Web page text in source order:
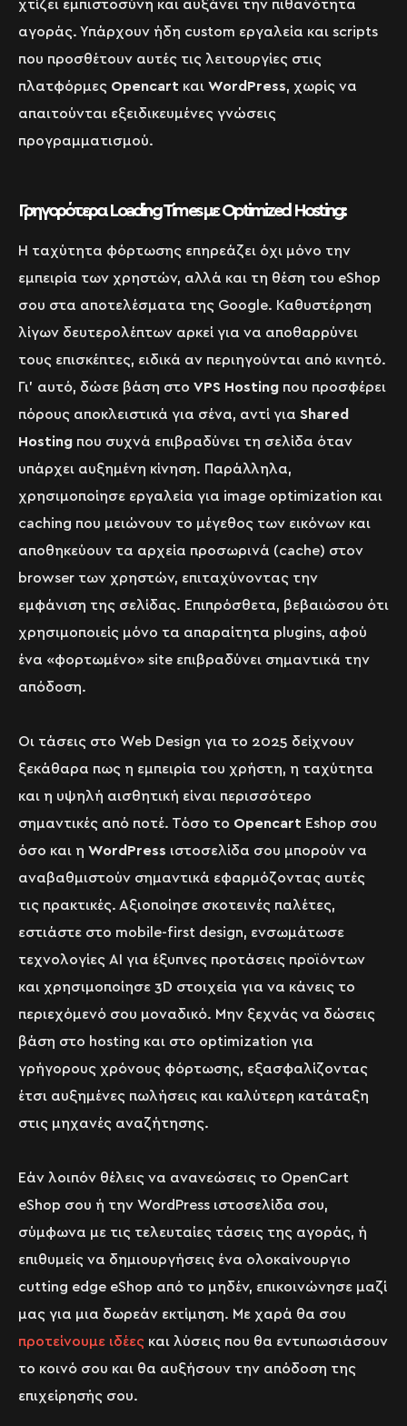
χτίζει εμπιστοσύνη και αυξάνει την πιθανότητα
αγοράς. Υπάρχουν ήδη custom εργαλεία και scripts
που προσθέτουν αυτές τις λειτουργίες στις
πλατφόρμες Opencart και WordPress, χωρίς να
απαιτούνται εξειδικευμένες γνώσεις
προγραμματισμού.
Γρηγορότερα Loading Times με Optimized Hosting:
Η ταχύτητα φόρτωσης επηρεάζει όχι μόνο την
εμπειρία των χρηστών, αλλά και τη θέση του eShop
σου στα αποτελέσματα της Google. Καθυστέρηση
λίγων δευτερολέπτων αρκεί για να αποθαρρύνει
τους επισκέπτες, ειδικά αν περιηγούνται από κινητό.
Γι’ αυτό, δώσε βάση στο VPS Hosting που προσφέρει
πόρους αποκλειστικά για σένα, αντί για Shared
Hosting που συχνά επιβραδύνει τη σελίδα όταν
υπάρχει αυξημένη κίνηση. Παράλληλα,
χρησιμοποίησε εργαλεία για image optimization και
caching που μειώνουν το μέγεθος των εικόνων και
αποθηκεύουν τα αρχεία προσωρινά (cache) στον
browser των χρηστών, επιταχύνοντας την
εμφάνιση της σελίδας. Επιπρόσθετα, βεβαιώσου ότι
χρησιμοποιείς μόνο τα απαραίτητα plugins, αφού
ένα «φορτωμένο» site επιβραδύνει σημαντικά την
απόδοση.
Οι τάσεις στο Web Design για το 2025 δείχνουν
ξεκάθαρα πως η εμπειρία του χρήστη, η ταχύτητα
και η υψηλή αισθητική είναι περισσότερο
σημαντικές από ποτέ. Τόσο το Opencart Eshop σου
όσο και η WordPress ιστοσελίδα σου μπορούν να
αναβαθμιστούν σημαντικά εφαρμόζοντας αυτές
τις πρακτικές. Αξιοποίησε σκοτεινές παλέτες,
εστιάστε στο mobile-first design, ενσωμάτωσε
τεχνολογίες AI για έξυπνες προτάσεις προϊόντων
και χρησιμοποίησε 3D στοιχεία για να κάνεις το
περιεχόμενό σου μοναδικό. Μην ξεχνάς να δώσεις
βάση στο hosting και στο optimization για
γρήγορους χρόνους φόρτωσης, εξασφαλίζοντας
έτσι αυξημένες πωλήσεις και καλύτερη κατάταξη
στις μηχανές αναζήτησης.
Εάν λοιπόν θέλεις να ανανεώσεις το OpenCart
eShop σου ή την WordPress ιστοσελίδα σου,
σύμφωνα με τις τελευταίες τάσεις της αγοράς, ή
επιθυμείς να δημιουργήσεις ένα ολοκαίνουργιο
cutting edge eShop από το μηδέν, επικοινώνησε μαζί
μας για μια δωρεάν εκτίμηση. Με χαρά θα σου
προτείνουμε ιδέες και λύσεις που θα εντυπωσιάσουν
το κοινό σου και θα αυξήσουν την απόδοση της
επιχείρησής σου.